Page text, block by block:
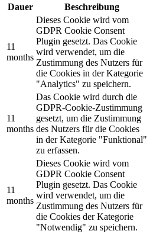
Dauer Beschreibung
11
months
Dieses Cookie wird vom
GDPR Cookie Consent
Plugin gesetzt. Das Cookie
wird verwendet, um die
Zustimmung des Nutzers für
die Cookies in der Kategorie
"Analytics" zu speichern.
11
months
Das Cookie wird durch die
GDPR-Cookie-Zustimmung
gesetzt, um die Zustimmung
des Nutzers für die Cookies
in der Kategorie "Funktional"
zu erfassen.
11
months
Dieses Cookie wird vom
GDPR Cookie Consent
Plugin gesetzt. Das Cookie
wird verwendet, um die
Zustimmung des Nutzers für
die Cookies der Kategorie
"Notwendig" zu speichern.